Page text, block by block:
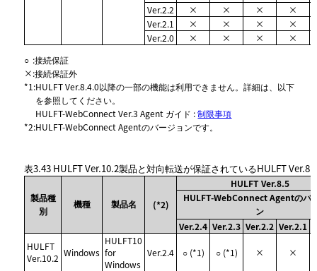
Ver.2.2
× × ×
×
Ver.2.1
× × ×
×
Ver.2.0
× × ×
×
○ :接続保証
×:接続保証外
*1:HULFT Ver.8.4.0以降の一部の機能は利用できません。詳細は、以下
を参照してください。
HULFT-WebConnect Ver.3 Agent ガイド :制限事項
*2:HULFT-WebConnect Agentのバージョンです。
表3.43 HULFT Ver.10.2製品と対向転送が保証されているHULFT
製品種
別
機種 製品名 (*2)
HULFT Ver.8.5
HULFT-WebConnect Agentのバ
ン
Ver.2.4 Ver.2.3 Ver.2.2 Ver.2.1
HULFT
Ver.10.2 Windows
HULFT10
for
Windows
Ver.2.4 ○ (*1) ○ (*1) × ×